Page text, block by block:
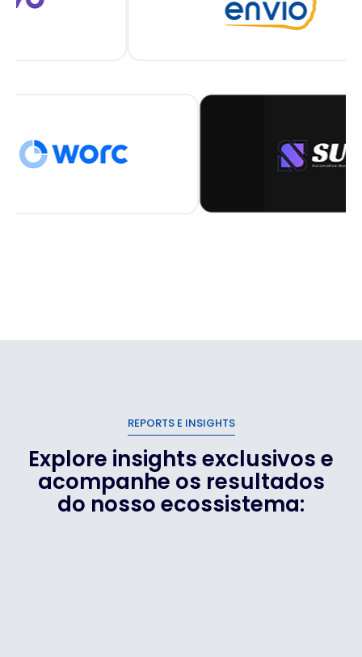
REPORTS E INSIGHTS
Explore insights exclusivos e
acompanhe os resultados
do nosso ecossistema: